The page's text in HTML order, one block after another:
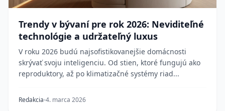
Trendy v bývaní pre rok 2026: Neviditeľné
technológie a udržateľný luxus
V roku 2026 budú najsofistikovanejšie domácnosti
skrývať svoju inteligenciu. Od stien, ktoré fungujú ako
reproduktory, až po klimatizačné systémy riad...
Redakcia 4. marca 2026